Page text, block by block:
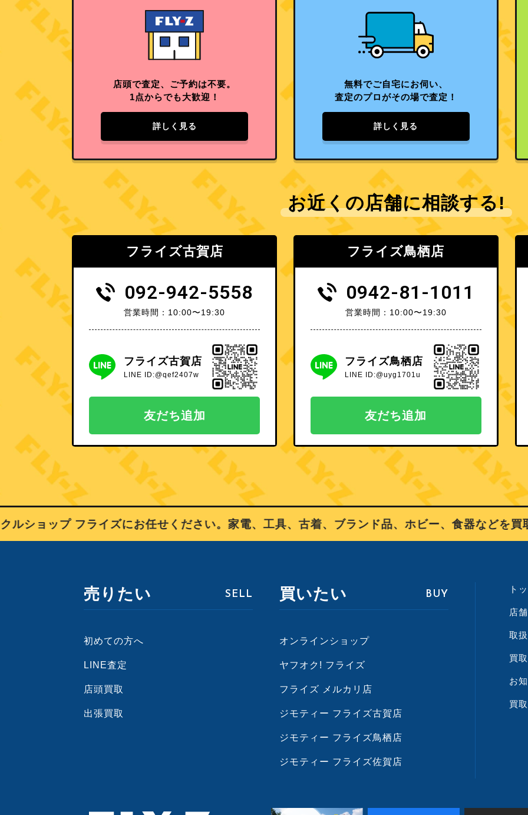
店頭で査定、ご予約は不要。
1点からでも大歓迎！
詳しく見る
無料でご自宅にお伺い、
査定のプロがその場で査定！
詳しく見る
お近くの店舗に相談する!
フライズ古賀店
092-942-5558
営業時間：10:00〜19:30
フライズ古賀店
LINE ID:@qef2407w
友だち追加
フライズ鳥栖店
0942-81-1011
営業時間：10:00〜19:30
フライズ鳥栖店
LINE ID:@uyg1701u
友だち追加
ョップ フライズにお任せください。家電、工具、古着、ブランド品、ホビー、食器などを買
売りたい SELL
初めての方へ
LINE査定
店頭買取
出張買取
買いたい BUY
オンラインショップ
ヤフオク! フライズ
フライズ メルカリ店
ジモティー フライズ古賀店
ジモティー フライズ鳥栖店
ジモティー フライズ佐賀店
ト
店
取
買
お
買